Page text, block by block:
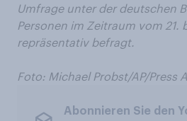
Umfrage unter der deutschen
Personen im Zeitraum vom 21.
repräsentativ befragt.
Foto: Michael Probst/AP/Press
Abonnieren Sie den